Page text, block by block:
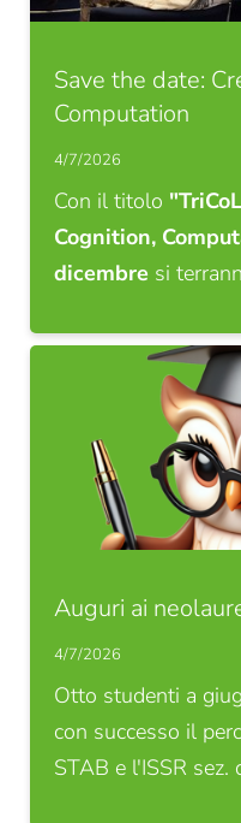
Save the date:
Computation
4/7/2026
Con il titolo
Cognition,
dicembre si
Auguri ai
4/7/2026
Otto studenti a
con successo il
STAB e l'ISSR sez.